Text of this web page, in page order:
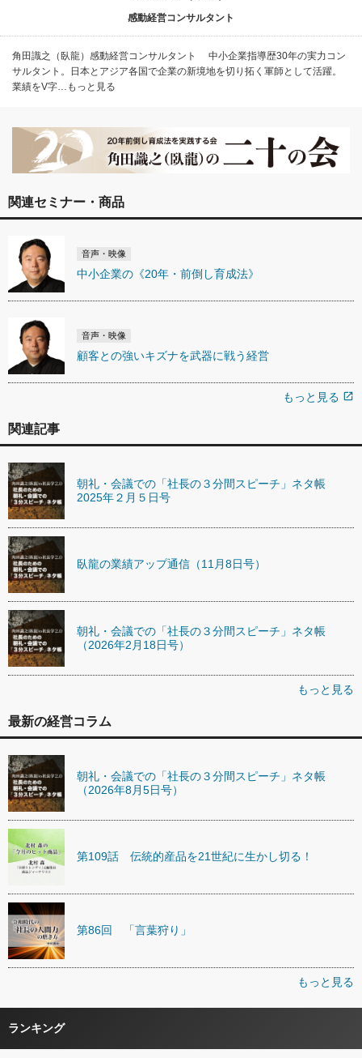
感動経営コンサルタント
角田識之（臥龍）感動経営コンサルタント 中小企業指導歴30年の実力コン
サルタント。日本とアジア各国で企業の新境地を切り拓く軍師として活躍。
業績をV字…もっと見る
関連セミナー・商品
音声・映像
中小企業の《20年・前倒し育成法》
音声・映像
顧客との強いキズナを武器に戦う経営
もっと見る open_in_new
関連記事
朝礼・会議での「社長の３分間スピーチ」ネタ帳
2025年２月５日号
臥龍の業績アップ通信（11月8日号）
朝礼・会議での「社長の３分間スピーチ」ネタ帳
（2026年2月18日号）
もっと見る
最新の経営コラム
朝礼・会議での「社長の３分間スピーチ」ネタ帳
（2026年8月5日号）
第109話 伝統的産品を21世紀に生かし切る！
第86回 「言葉狩り」
もっと見る
ランキング